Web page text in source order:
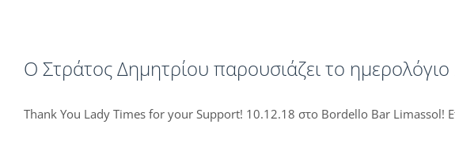
O Στράτος Δημητρίου παρουσιάζει το
Thank You Lady Times for your Support! 10.12.18 στο Bordello Bar Limassol!